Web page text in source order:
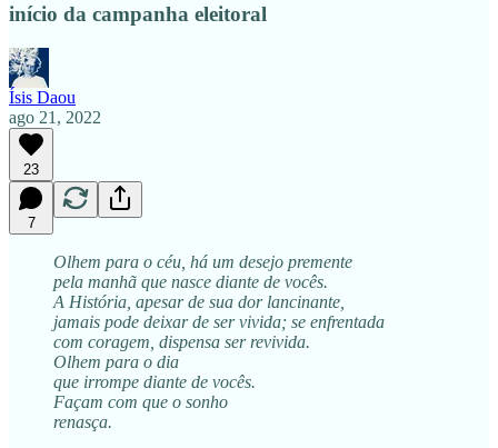
início da campanha eleitoral
Ísis Daou
ago 21, 2022
23
7
Olhem para o céu, há um desejo premente
pela manhã que nasce diante de vocês.
A História, apesar de sua dor lancinante,
jamais pode deixar de ser vivida; se enfrentada
com coragem, dispensa ser revivida.
Olhem para o dia
que irrompe diante de vocês.
Façam com que o sonho
renasça.